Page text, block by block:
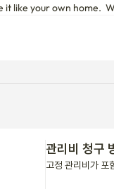
like your own home.
관리비 청구
고정 관리비가 포